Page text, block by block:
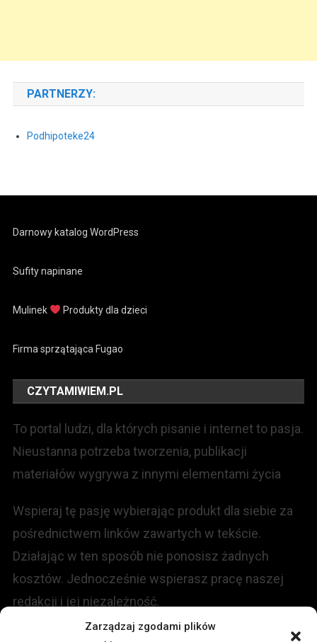
Zarządzaj zgodami plików
PARTNERZY:
Podhipoteke24
Darnowy katalog WordPress
Sufity napinane
Mulinek Produkty dla dzieci
Firma sprzątająca Fugao
CZYTAMIWIEM.PL
To portal ludzi, dla których pisanie i internet to pasja.
Nieustanna potrzeba tworzenia, publikacji
materiałów wygrywa z innymi elementami życia
Wspieraj tę pasję wybierając produkt dla siebie za
pośrednictwem linków zawartych w tekście.
Działając w ten sposób nie ponosisz żadnych
kosztów. Jednocześnie wspierasz pracę naszej
redakcji i jej niezależność.